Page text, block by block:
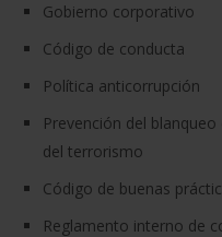
Gobierno corporativo
Código de conducta
Política anticorrupción
Prevención del
del terrorismo
Código de buenas
Reglamento interno de